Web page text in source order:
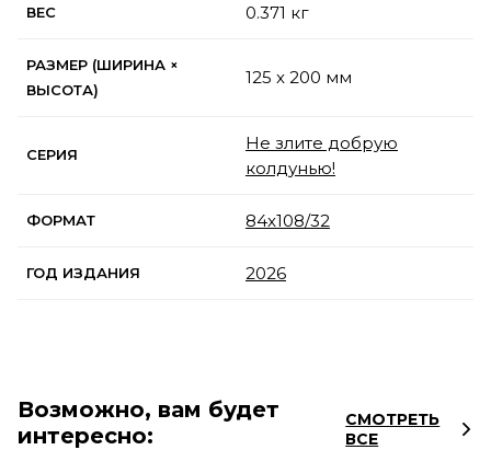
ВЕС 0.371 кг
РАЗМЕР (ШИРИНА ×
ВЫСОТА)
125 x 200 мм
СЕРИЯ
Не злите добрую
колдунью!
ФОРМАТ 84x108/32
ГОД ИЗДАНИЯ 2026
Возможно, вам будет
интересно:
СМОТРЕТЬ
ВСЕ